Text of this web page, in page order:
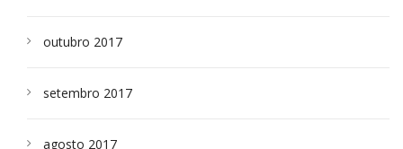
outubro 2017
setembro 2017
agosto 2017